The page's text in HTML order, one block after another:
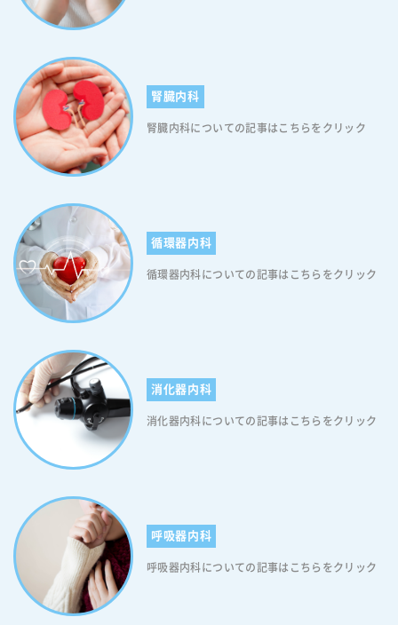
腎臓内科
腎臓内科についての記事はこちらをクリック
循環器内科
循環器内科についての記事はこちらをクリック
消化器内科
消化器内科についての記事はこちらをクリック
呼吸器内科
呼吸器内科についての記事はこちらをクリック